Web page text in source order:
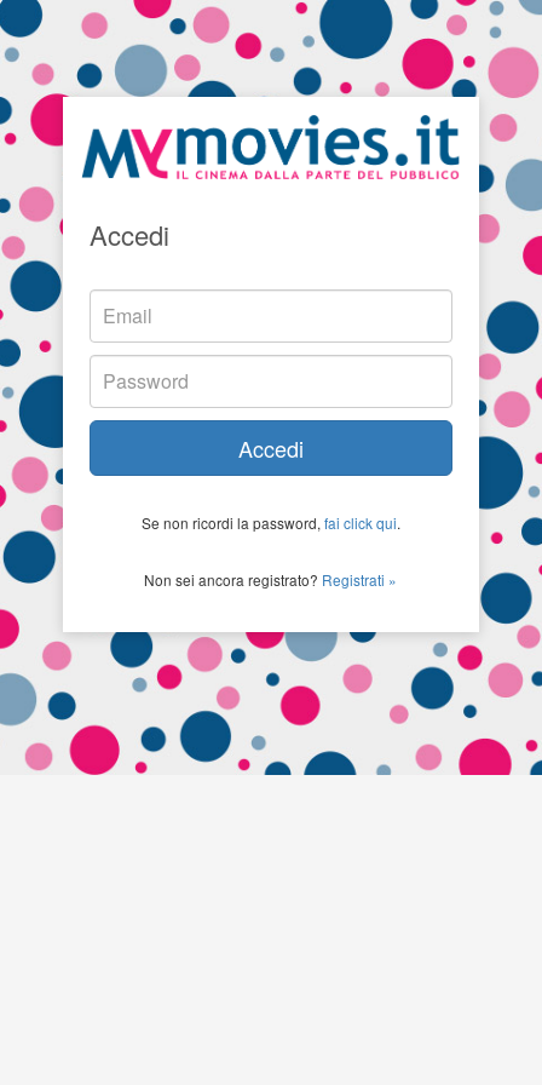
Accedi
Accedi
Se non ricordi la password, fai click qui.
Non sei ancora registrato? Registrati »